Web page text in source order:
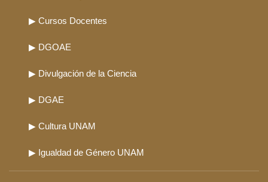
▶ Cursos Docentes
▶ DGOAE
▶ Divulgación de la Ciencia
▶ DGAE
▶ Cultura UNAM
▶ Igualdad de Género UNAM